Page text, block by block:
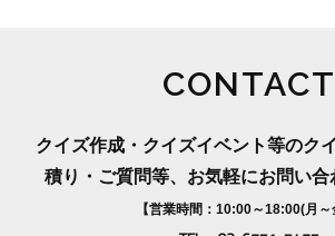
CONTACT
クイズ作成・クイズイベント等のク
積り・ご質問等、お気軽にお問い合
【営業時間：10:00～18:00(月～